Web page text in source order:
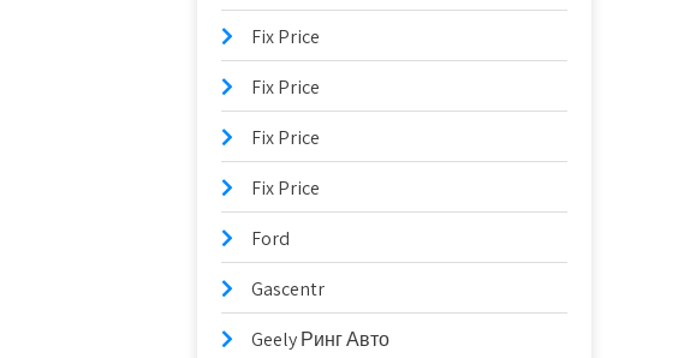
Fix Price
Fix Price
Fix Price
Fix Price
Ford
Gascentr
Geely Ринг Авто